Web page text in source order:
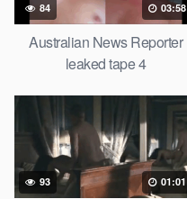
84 03:58
Australian News Reporter
leaked tape 4
93 01:01